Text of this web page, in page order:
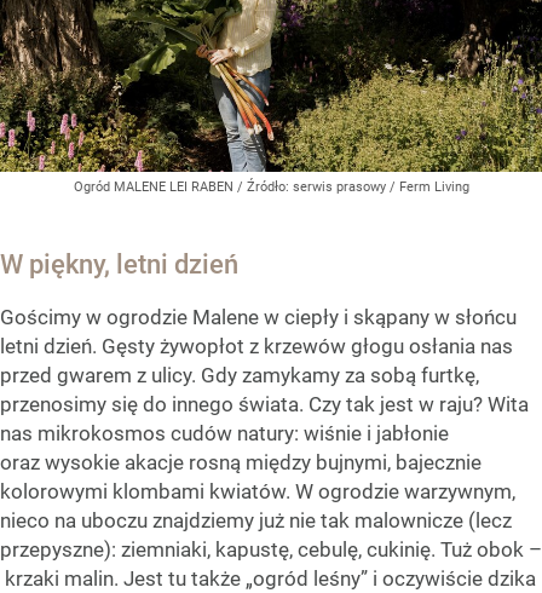
Ogród MALENE LEI RABEN / Źródło: serwis prasowy / Ferm Living
W piękny, letni dzień
Gościmy w ogrodzie Malene w ciepły i skąpany w słońcu
letni dzień. Gęsty żywopłot z krzewów głogu osłania nas
przed gwarem z ulicy. Gdy zamykamy za sobą furtkę,
przenosimy się do innego świata. Czy tak jest w raju? Wita
nas mikrokosmos cudów natury: wiśnie i jabłonie
oraz wysokie akacje rosną między bujnymi, bajecznie
kolorowymi klombami kwiatów. W ogrodzie warzywnym,
nieco na uboczu znajdziemy już nie tak malownicze (lecz
przepyszne): ziemniaki, kapustę, cebulę, cukinię. Tuż obok –
krzaki malin. Jest tu także „ogród leśny” i oczywiście dzika